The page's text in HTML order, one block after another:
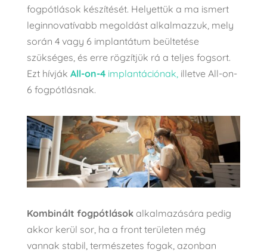
fogpótlások készítését. Helyettük a ma ismert
leginnovatívabb megoldást alkalmazzuk, mely
során 4 vagy 6 implantátum beültetése
szükséges, és erre rögzítjük rá a teljes fogsort.
Ezt hívják All-on-4 implantációnak,illetve All-on-
6 fogpótlásnak.
Kombinált fogpótlásokalkalmazására pedig
akkor kerül sor, ha a front területen még
vannak stabil, természetes fogak, azonban